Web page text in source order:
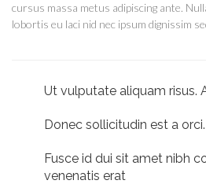
cursus massa metus adipiscing ante.
lobortis eu laci nid nec ipsum dignissim
Ut vulputate aliquam risus.
Donec sollicitudin est a
Fusce id dui sit amet nibh
venenatis erat